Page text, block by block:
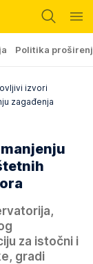
Politika
izvori
zagađenja
za istočni i
gradi